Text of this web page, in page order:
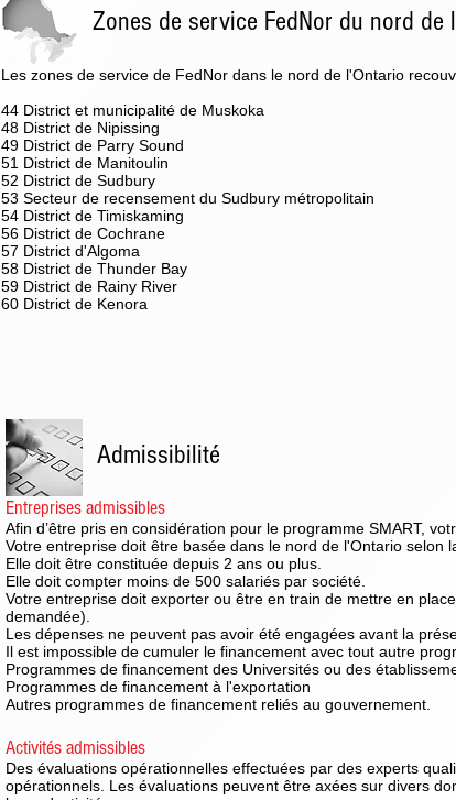
Zones de service FedNor du nord de
Les zones de service de FedNor dans le nord de l'Ontario
44 District et municipalité de Muskoka
48 District de Nipissing
49 District de Parry Sound
51 District de Manitoulin
52 District de Sudbury
53 Secteur de recensement du Sudbury métropolitain
54 District de Timiskaming
56 District de Cochrane
57 District d'Algoma
58 District de Thunder Bay
59 District de Rainy River
60 District de Kenora
Admissibilité
Entreprises admissibles
Afin d’être pris en considération pour le programme SMART,
Votre entreprise doit être basée dans le nord de l'Ontario selon
Elle doit être constituée depuis 2 ans ou plus.
Elle doit compter moins de 500 salariés par société.
Votre entreprise doit exporter ou être en train de mettre en
demandée).
Les dépenses ne peuvent pas avoir été engagées avant la
Il est impossible de cumuler le financement avec tout autre
Programmes de financement des Universités ou des
Programmes de financement à l'exportation
Autres programmes de financement reliés au gouvernement.
Activités admissibles
Des évaluations opérationnelles effectuées par des experts
opérationnels. Les évaluations peuvent être axées sur divers